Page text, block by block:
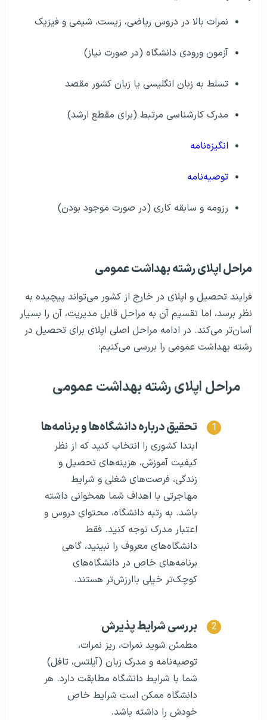
نمرات بالا در دروس ریاضی، زیست، شیمی و فیزیک
آزمون ورودی دانشگاه (در صورت نیاز)
تسلط به زبان انگلیسی یا زبان کشور مقصد
مدرک کارشناسی مرتبط (برای مقطع ارشد)
انگیزه‌نامه
توصیه‌نامه
رزومه و سابقه کاری (در صورت موجود بودن)
مراحل اپلای رشته بهداشت عمومی
فرایند تحصیل و اپلای در خارج از کشور می‌تواند پیچیده به
نظر برسد، اما تقسیم آن به مراحل قابل مدیریت، آن را بسیار
آسان‌تر می‌کند. در ادامه مراحل اصلی اپلای برای تحصیل در
رشته بهداشت عمومی را بررسی می‌کنیم:
مراحل اپلای رشته بهداشت عمومی
تحقیق درباره دانشگاه‌ها و برنامه‌ها
ابتدا کشوری را انتخاب کنید که از نظر
کیفیت آموزش، هزینه‌های تحصیل و
زندگی، فرصت‌های شغلی و شرایط
مهاجرتی با اهداف شما همخوانی داشته
باشد. به رتبه دانشگاه، محتوای دروس و
اعتبار مدرک توجه کنید. فقط
دانشگاه‌های معروف را نبینید، گاهی
برنامه‌های خاص در دانشگاه‌های
کوچک‌تر خیلی باارزش‌تر هستند.
بررسی شرایط پذیرش
مطمئن شوید نمرات، ریز نمرات،
توصیه‌نامه و مدرک زبان (آیلتس، تافل)
شما با شرایط دانشگاه مطابقت دارد. هر
دانشگاه ممکن است شرایط خاص
خودش را داشته باشد.